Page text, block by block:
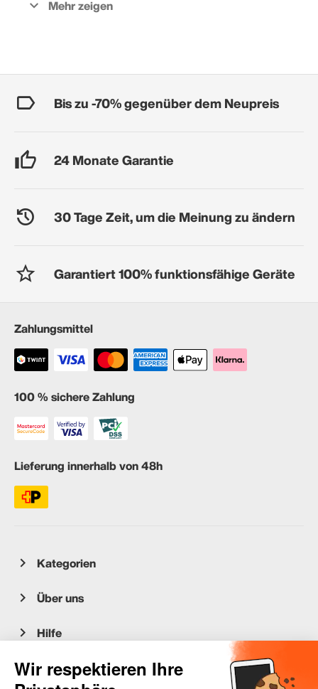
Bis zu -70% gegenüber dem Neupreis
24 Monate Garantie
30 Tage Zeit, um die Meinung zu ändern
Garantiert 100% funktionsfähige Geräte
Zahlungsmittel
100 % sichere Zahlung
Lieferung innerhalb von 48h
Kategorien
Über uns
Hilfe
Kundenservice